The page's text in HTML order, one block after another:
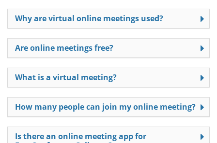
Why are virtual online meetings used?
Are online meetings free?
What is a virtual meeting?
How many people can join my online meeting?
Is there an online meeting app for